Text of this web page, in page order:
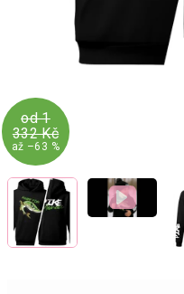
od 1
332 Kč
až –63 %